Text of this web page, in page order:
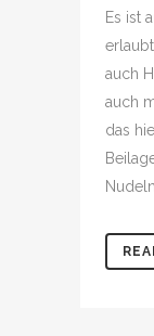
Es ist
auch
auch
das